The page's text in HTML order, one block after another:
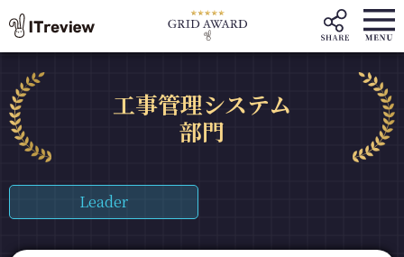
工事管理システム
部門
Leader